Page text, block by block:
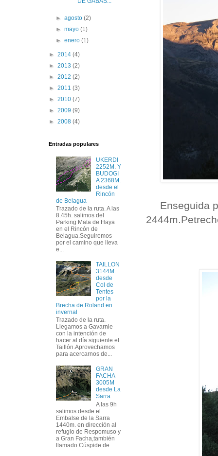
Enseguida
►agosto(2)
►mayo(1)
►enero(1)
► 2014 (4)
► 2013 (2)
► 2012 (2)
► 2011 (3)
► 2010 (7)
► 2009 (9)
► 2008 (4)
Entradas populares
UKERDI
2252M. Y
BUDOGI
A 2368M.
desde el
Rincón
de Belagua
Trazado de la ruta. A las
8.45h. salimos del
Parking Mata de Haya
en el Rincón de
Belagua.Seguiremos
por el camino que lleva
e...
TAILLON
3144M.
desde
Col de
Tentes
por la
Brecha de Roland en
invernal
Trazado de la ruta.
Llegamos a Gavarnie
con la intención de
hacer al día siguiente el
Taillón.Aprovechamos
para acercarnos de...
GRAN
FACHA
3005M
desde La
Sarra
A las 9h
salimos desde el
Embalse de la Sarra
1440m. en dirección al
refugio de Respomuso y
a Gran Facha,también
llamado Cúspide de ...